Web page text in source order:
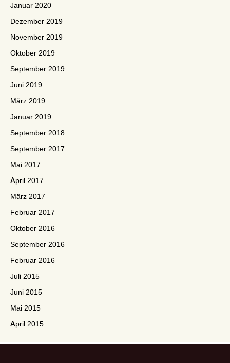
Januar 2020
Dezember 2019
November 2019
Oktober 2019
September 2019
Juni 2019
März 2019
Januar 2019
September 2018
September 2017
Mai 2017
April 2017
März 2017
Februar 2017
Oktober 2016
September 2016
Februar 2016
Juli 2015
Juni 2015
Mai 2015
April 2015